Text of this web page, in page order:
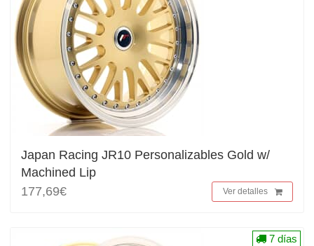
Japan Racing JR10 Personalizables Gold w/
Machined Lip
177,69€
Ver detalles
7 días